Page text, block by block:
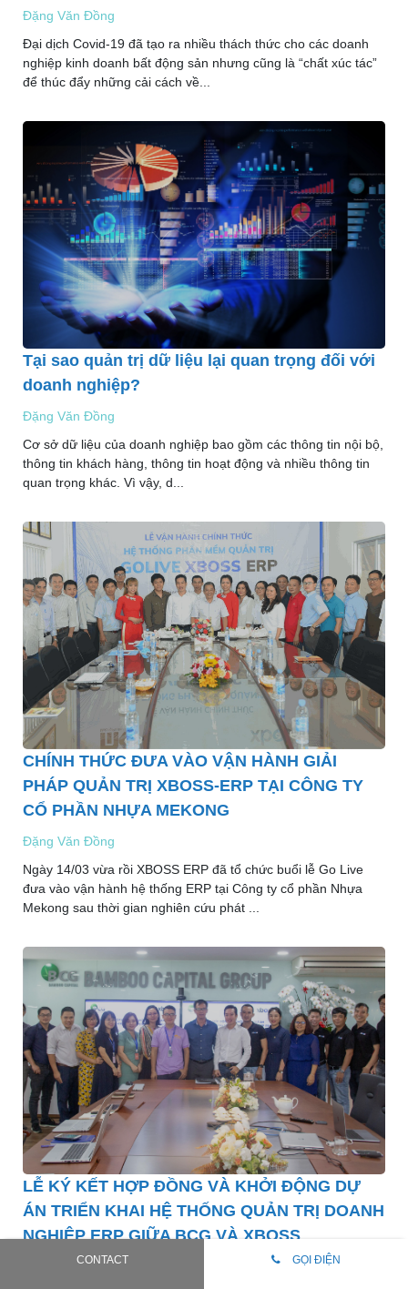
Đặng Văn Đồng
Đại dịch Covid-19 đã tạo ra nhiều thách thức cho các doanh
nghiệp kinh doanh bất động sản nhưng cũng là “chất xúc tác”
để thúc đẩy những cải cách về...
Tại sao quản trị dữ liệu lại quan trọng đối với
doanh nghiệp?
Đặng Văn Đồng
Cơ sở dữ liệu của doanh nghiệp bao gồm các thông tin nội bộ,
thông tin khách hàng, thông tin hoạt động và nhiều thông tin
quan trọng khác. Vì vậy, d...
CHÍNH THỨC ĐƯA VÀO VẬN HÀNH GIẢI
PHÁP QUẢN TRỊ XBOSS-ERP TẠI CÔNG TY
CỔ PHẦN NHỰA MEKONG
Đặng Văn Đồng
Ngày 14/03 vừa rồi XBOSS ERP đã tổ chức buổi lễ Go Live
đưa vào vận hành hệ thống ERP tại Công ty cổ phần Nhựa
Mekong sau thời gian nghiên cứu phát ...
LỄ KÝ KẾT HỢP ĐỒNG VÀ KHỞI ĐỘNG DỰ
ÁN TRIỂN KHAI HỆ THỐNG QUẢN TRỊ DOANH
NGHIỆP ERP GIỮA BCG VÀ XBOSS
Đặng Văn Đồng
CONTACT GỌI ĐIỆN